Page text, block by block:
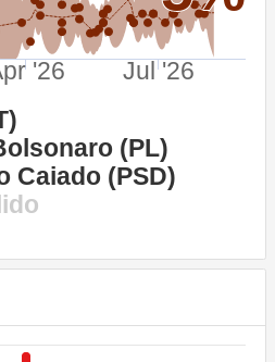
(PL)
Caiado (PSD)
Jul '26
'26